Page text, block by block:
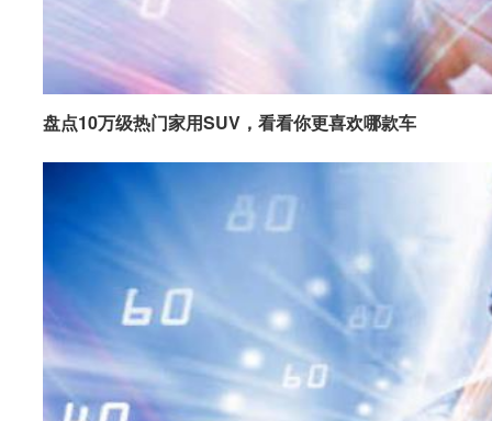
盘点10万级热门家用SUV，看看你更喜欢哪款车